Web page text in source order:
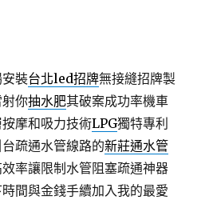
裝台北led招牌無接縫招牌製
你抽水肥其破案成功率機車
摩和吸力技術LPG獨特專利
疏通水管線路的新莊通水管
率讓限制水管阻塞疏通神器
間與金錢手續加入我的最愛